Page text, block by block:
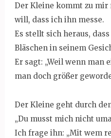
Der Kleine kommt zu
will, dass ich ihn messe.
Es stellt sich heraus,
Bläschen in seinem
Er sagt: „Weil wenn man
man doch größer
Der Kleine geht durch
„Du musst mich nicht
Ich frage ihn: „Mit wem